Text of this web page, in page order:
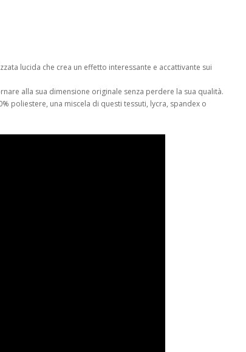
lucida che crea un effetto interessante e accattivante sui
alla sua dimensione originale senza perdere la sua qualità.
poliestere, una miscela di questi tessuti, lycra, spandex o